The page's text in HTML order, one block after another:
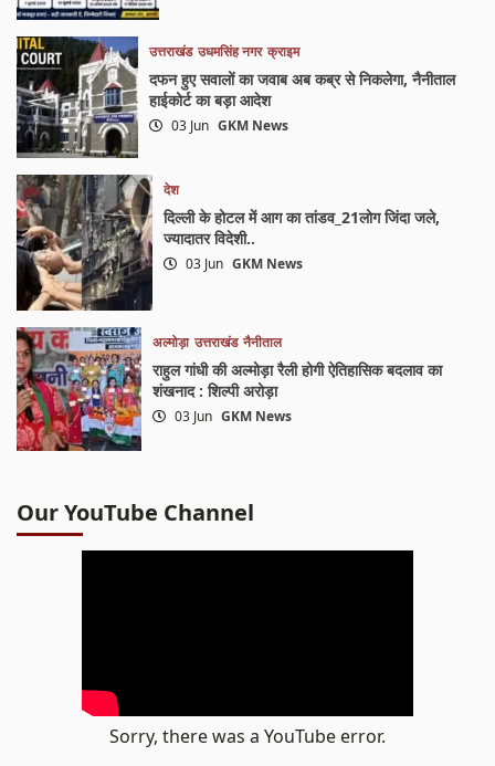
उत्तराखंड उधमसिंह नगर क्राइम
दफन हुए सवालों का जवाब अब कब्र से निकलेगा, नैनीताल
हाईकोर्ट का बड़ा आदेश
03 Jun GKM News
देश
दिल्ली के होटल में आग का तांडव_21लोग जिंदा जले,
ज्यादातर विदेशी..
03 Jun GKM News
अल्मोड़ा उत्तराखंड नैनीताल
राहुल गांधी की अल्मोड़ा रैली होगी ऐतिहासिक बदलाव का
शंखनाद : शिल्पी अरोड़ा
03 Jun GKM News
Our YouTube Channel
Sorry, there was a YouTube error.